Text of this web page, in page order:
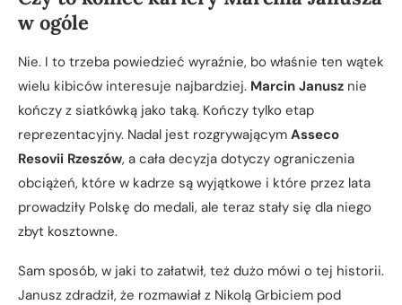
w ogóle
Nie. I to trzeba powiedzieć wyraźnie, bo właśnie ten wątek
wielu kibiców interesuje najbardziej. Marcin Janusz nie
kończy z siatkówką jako taką. Kończy tylko etap
reprezentacyjny. Nadal jest rozgrywającym Asseco
Resovii Rzeszów, a cała decyzja dotyczy ograniczenia
obciążeń, które w kadrze są wyjątkowe i które przez lata
prowadziły Polskę do medali, ale teraz stały się dla niego
zbyt kosztowne.
Sam sposób, w jaki to załatwił, też dużo mówi o tej historii.
Janusz zdradził, że rozmawiał z Nikolą Grbiciem pod